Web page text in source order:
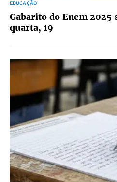
EDUCAÇÃO
Gabarito do Enem 2025
quarta, 19